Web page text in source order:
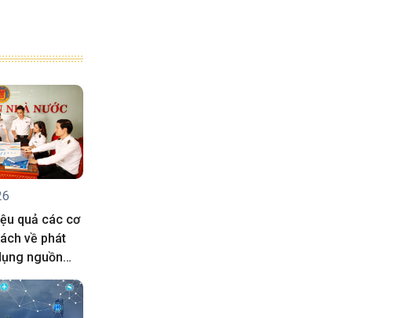
quả các cơ
về phát
nguồn